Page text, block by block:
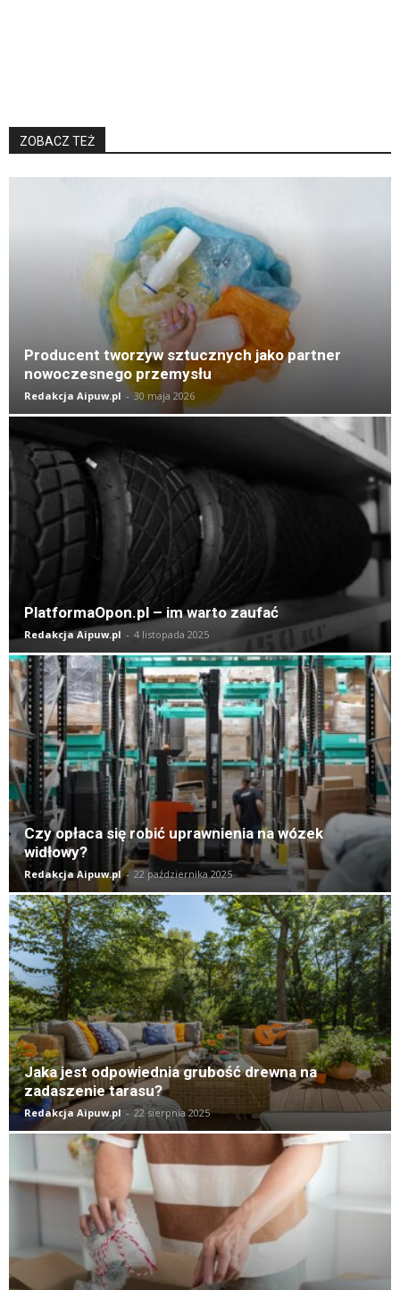
ZOBACZ TEŻ
Producent tworzyw sztucznych jako partner
nowoczesnego przemysłu
Redakcja Aipuw.pl - 30 maja 2026
PlatformaOpon.pl – im warto zaufać
Redakcja Aipuw.pl - 4 listopada 2025
Czy opłaca się robić uprawnienia na wózek
widłowy?
Redakcja Aipuw.pl - 22 października 2025
Jaka jest odpowiednia grubość drewna na
zadaszenie tarasu?
Redakcja Aipuw.pl - 22 sierpnia 2025